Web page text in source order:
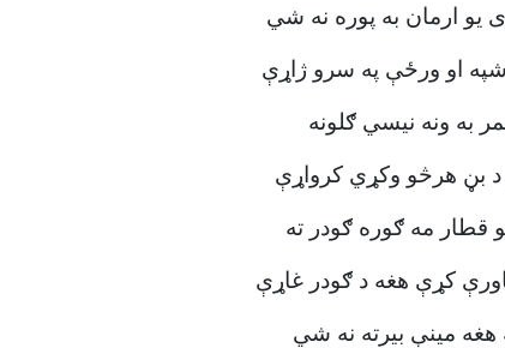
یو ارمان به پوره نه شي
او ورځې په سرو ژاړې
به ونه نیسي ګلونه
د بڼ هرڅو وکړي کرواړې
قطار مه ګوره ګودر ته
کړې هغه د ګودر غاړې
هغه مینې بیرته نه شي